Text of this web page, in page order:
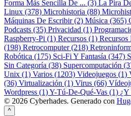
Forma Más Sencilla De ... (3) La Pira
Linux (378) Microhistoria (88)
Máquinas De Escribir (2) Música (365)
Podcasts (35) Privacidad (1)
Raspberry-Pi (1) Recursos (1)
(198) Retrocomputer (218)
Robótica (175) Sci-Fi Y Fantasía (347)
Sin Categoría (38) Supercomputación
Unix (1) Varios (1203) Videojuegos (1)
(36) Virtualización (1) Virus (66)
Wordpress (1)Y-Tú-De-Qué-Vas (1) ¿Y
© 2026 Cyberhades. Generado con
^